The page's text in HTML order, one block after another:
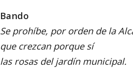
Bando
Se prohíbe, por orden de la
que crezcan porque sí
las rosas del jardín municipal.